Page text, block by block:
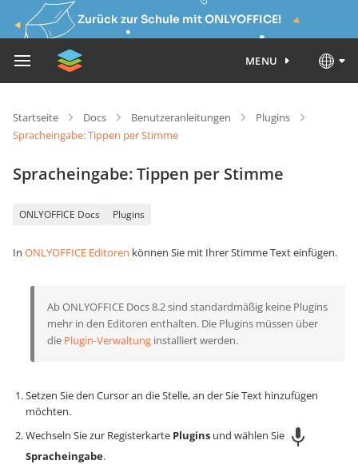
Zurück zur Schule mit ONLYOFFICE!
MENU
Startseite Docs Benutzeranleitungen
Plugins
Spracheingabe: Tippen per Stimme
Spracheingabe: Tippen per Stimme
ONLYOFFICE Docs Plugins
In ONLYOFFICE Editoren können Sie mit Ihrer Stimme Text einfügen.
Ab ONLYOFFICE Docs 8.2 sind standardmäßig keine Plugins
mehr in den Editoren enthalten. Die Plugins müssen über
die Plugin-Verwaltung installiert werden.
Setzen Sie den Cursor an die Stelle, an der Sie Text hinzufügen
möchten.
Wechseln Sie zur Registerkarte Plugins und wählen Sie
Spracheingabe.